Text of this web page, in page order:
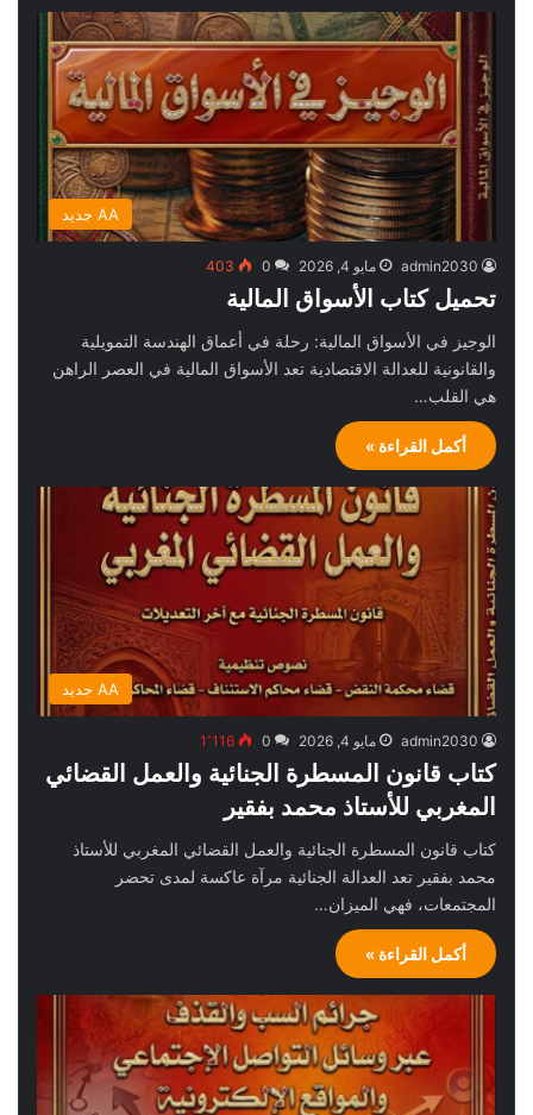
AA جديد
admin2030 مايو 4, 2026 0
403
تحميل كتاب الأسواق المالية
الوجيز في الأسواق المالية: رحلة في أعماق الهندسة التمويلية
والقانونية للعدالة الاقتصادية تعد الأسواق المالية في العصر الراهن
هي القلب…
أكمل القراءة »
AA جديد
admin2030 مايو 4, 2026 0 1٬116
كتاب قانون المسطرة الجنائية والعمل القضائي
المغربي للأستاذ محمد بفقير
كتاب قانون المسطرة الجنائية والعمل القضائي المغربي للأستاذ
محمد بفقير تعد العدالة الجنائية مرآة عاكسة لمدى تحضر
المجتمعات، فهي الميزان…
أكمل القراءة »